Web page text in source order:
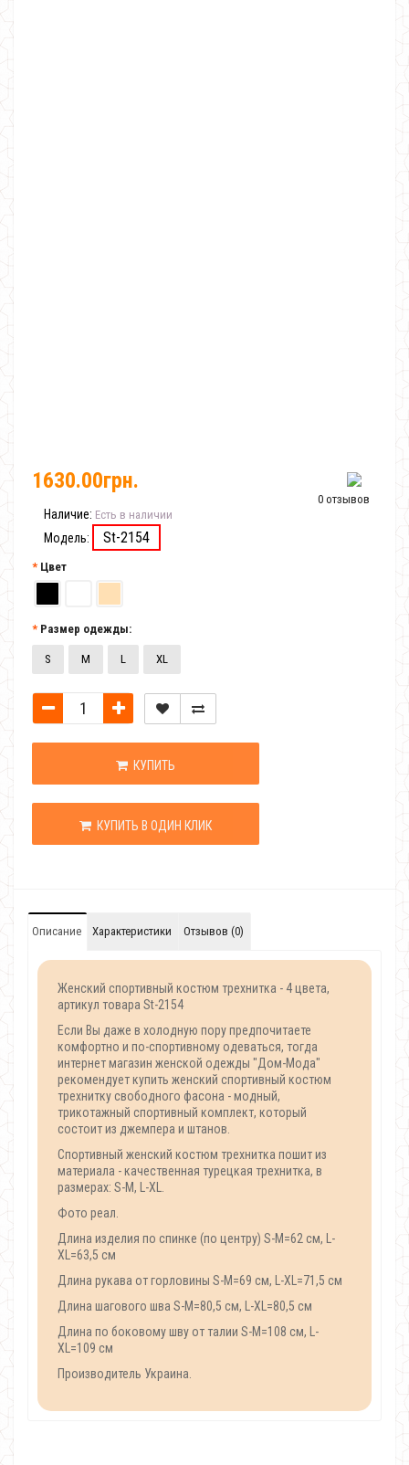
0 отзывов
1630.00грн.
Наличие: Есть в наличии
Модель: St-2154
Цвет
Размер одежды:
S M L XL
КУПИТЬ
КУПИТЬ В ОДИН КЛИК
Описание Характеристики Отзывов (0)
Женский спортивный костюм трехнитка - 4 цвета,
артикул товара St-2154
Если Вы даже в холодную пору предпочитаете
комфортно и по-спортивному одеваться, тогда
интернет магазин женской одежды "Дом-Мода"
рекомендует купить женский спортивный костюм
трехнитку свободного фасона - модный,
трикотажный спортивный комплект, который
состоит из джемпера и штанов.
Спортивный женский костюм трехнитка пошит из
материала - качественная турецкая трехнитка, в
размерах: S-M, L-XL.
Фото реал.
Длина изделия по спинке (по центру) S-M=62 см, L-
XL=63,5 см
Длина рукава от горловины S-M=69 см, L-XL=71,5 см
Длина шагового шва S-M=80,5 см, L-XL=80,5 см
Длина по боковому шву от талии S-M=108 см, L-
XL=109 см
Производитель Украина.